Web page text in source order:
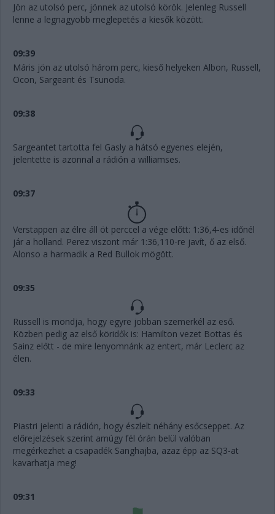
Jön az utolsó perc, jönnek az utolsó körök. Jelenleg Russell
lenne a legnagyobb meglepetés a kiesők között.
09:39
Máris jön az utolsó három perc, kieső helyeken Albon, Russell,
Ocon, Sargeant és Tsunoda.
09:38
Sargeantet tartotta fel Gasly a hátsó egyenes elején,
jelentette is azonnal a rádión a williamses.
09:37
Verstappen az élre áll öt perccel a vége előtt: 1:36,4-es időnél
jár a holland. Perez viszont már 1:36,110-re javít, ő az első.
Alonso a harmadik a Red Bullok mögött.
09:35
Russell is mondja, hogy egyre jobban szemerkél az eső.
Közben pedig az első köridők is: Hamilton vezet Bottas és
Sainz előtt - de mire lenyomnánk az entert, már Leclerc az
élen.
09:33
Piastri jelenti a rádión, hogy észlelt néhány esőcseppet. Az
előrejelzések szerint amúgy fél órán belül valóban
megérkezhet a csapadék Sanghajba, azaz épp az SQ3-at
kavarhatja meg!
09:31